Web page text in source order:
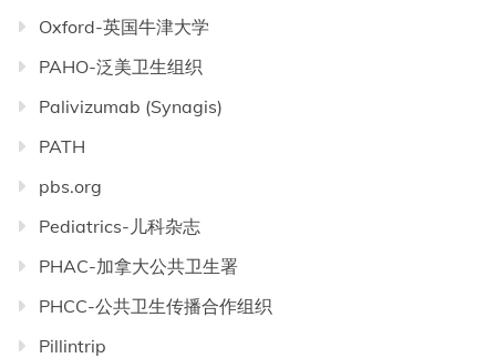
Oxford-英国牛津大学
PAHO-泛美卫生组织
Palivizumab (Synagis)
PATH
pbs.org
Pediatrics-儿科杂志
PHAC-加拿大公共卫生署
PHCC-公共卫生传播合作组织
Pillintrip